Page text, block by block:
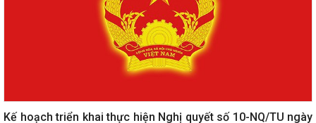
Kế hoạch triển khai thực hiện Nghị quyết số 10-NQ/TU ngày